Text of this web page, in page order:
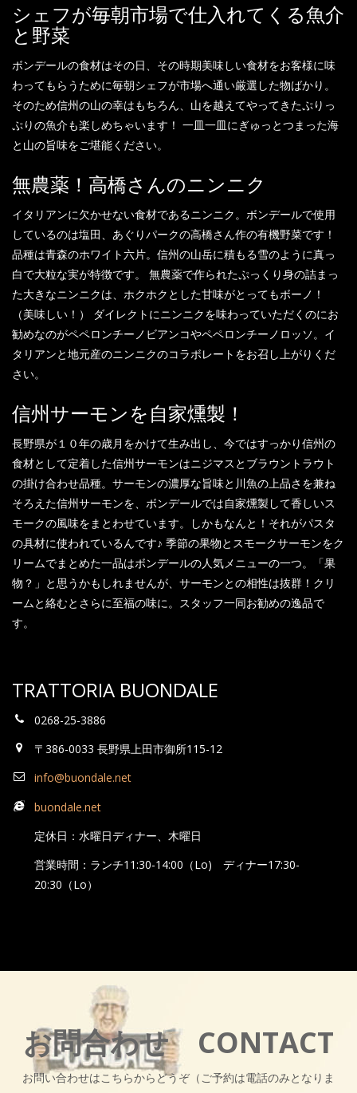
シェフが毎朝市場で仕入れてくる魚介
と野菜
ボンデールの食材はその日、その時期美味しい食材をお客様に味
わってもらうために毎朝シェフが市場へ通い厳選した物ばかり。
そのため信州の山の幸はもちろん、山を越えてやってきたぷりっ
ぷりの魚介も楽しめちゃいます！ 一皿一皿にぎゅっとつまった海
と山の旨味をご堪能ください。
無農薬！高橋さんのニンニク
イタリアンに欠かせない食材であるニンニク。ボンデールで使用
しているのは塩田、あぐりパークの高橋さん作の有機野菜です！
品種は青森のホワイト六片。信州の山岳に積もる雪のように真っ
白で大粒な実が特徴です。 無農薬で作られたぷっくり身の詰まっ
た大きなニンニクは、ホクホクとした甘味がとってもボーノ！
（美味しい！） ダイレクトにニンニクを味わっていただくのにお
勧めなのがペペロンチーノビアンコやペペロンチーノロッソ。イ
タリアンと地元産のニンニクのコラボレートをお召し上がりくだ
さい。
信州サーモンを自家燻製！
長野県が１０年の歳月をかけて生み出し、今ではすっかり信州の
食材として定着した信州サーモンはニジマスとブラウントラウト
の掛け合わせ品種。サーモンの濃厚な旨味と川魚の上品さを兼ね
そろえた信州サーモンを、ボンデールでは自家燻製して香しいス
モークの風味をまとわせています。しかもなんと！それがパスタ
の具材に使われているんです♪ 季節の果物とスモークサーモンをク
リームでまとめた一品はボンデールの人気メニューの一つ。「果
物？」と思うかもしれませんが、サーモンとの相性は抜群！クリ
ームと絡むとさらに至福の味に。スタッフ一同お勧めの逸品で
す。
TRATTORIA BUONDALE
0268-25-3886
〒386-0033 長野県上田市御所115-12
info@buondale.net
buondale.net
定休日：水曜日ディナー、木曜日
営業時間：ランチ11:30-14:00（Lo) ディナー17:30-
20:30（Lo）
お問合わせ CONTACT
お問い合わせはこちらからどうぞ（ご予約は電話のみとなりま